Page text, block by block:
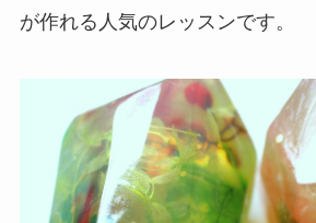
が作れる人気のレッスンです。